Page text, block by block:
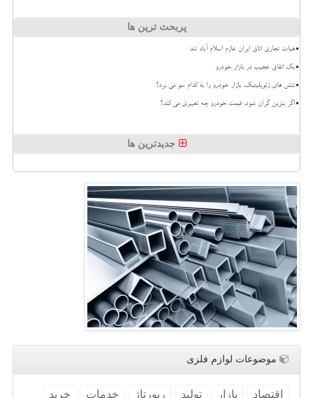
پربحث ترین ها
هیات تجاری اتاق ایران عازم اسلام آباد شد
بک اتفاق عجیب در بازار خودرو
تنش های ژئوپلیتیک، بازار خودرو را به کدام سو می برد؟
اگر بنزین گران شود، قیمت خودرو چه تغییری می کند؟
جدیدترین ها
موضوعات لوازم فلزی
اقتصاد بازار تولید رپورتاژ خدمات خرید